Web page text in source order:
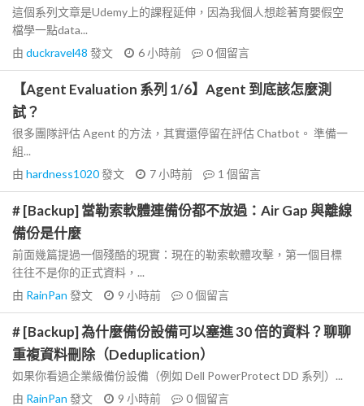
這個系列文章是Udemy上的課程延伸，因為我個人想趁著育嬰假空
檔學一點data...
由 duckravel48 發文 6 小時前 0個留言
【Agent Evaluation 系列 1/6】Agent 到底該怎麼測
試？
很多團隊評估 Agent 的方法，其實還停留在評估 Chatbot。 準備一
組...
由 hardness1020發文 7 小時前 1 個留言
# [Backup] 當勒索軟體連備份都不放過：Air Gap 與離線
備份是什麼
前面幾篇提過一個殘酷的現實：現在的勒索軟體攻擊，第一個目標
往往不是你的正式資料，...
由 RainPan 發文 9 小時前 0個留言
# [Backup] 為什麼備份設備可以塞進 30 倍的資料？聊聊
重複資料刪除（Deduplication）
如果你看過企業級備份設備（例如 Dell PowerProtect DD 系列）...
由 RainPan 發文 9 小時前 0個留言